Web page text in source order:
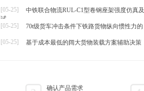
草袋
草绳
草片
[05-25]
中铁联合物流RUL-C1型卷钢座架强度仿真及
试
[05-25]
70t级货车冲击条件下铁路货物纵向惯性力的
[05-25] 基于成本最低的阔大货物装载方案辅助决策
确认产品需求